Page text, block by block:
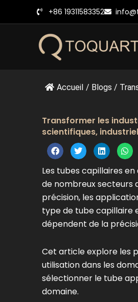
+86 19311583352
Accueil / Blogs /
Transformer les
scientifiques,
Les tubes capillaires
de nombreux secteurs
précision, les
type de tube capillaire
dépendent de la
Cet article explore les
utilisation dans les
sélectionner le tube
domaine.